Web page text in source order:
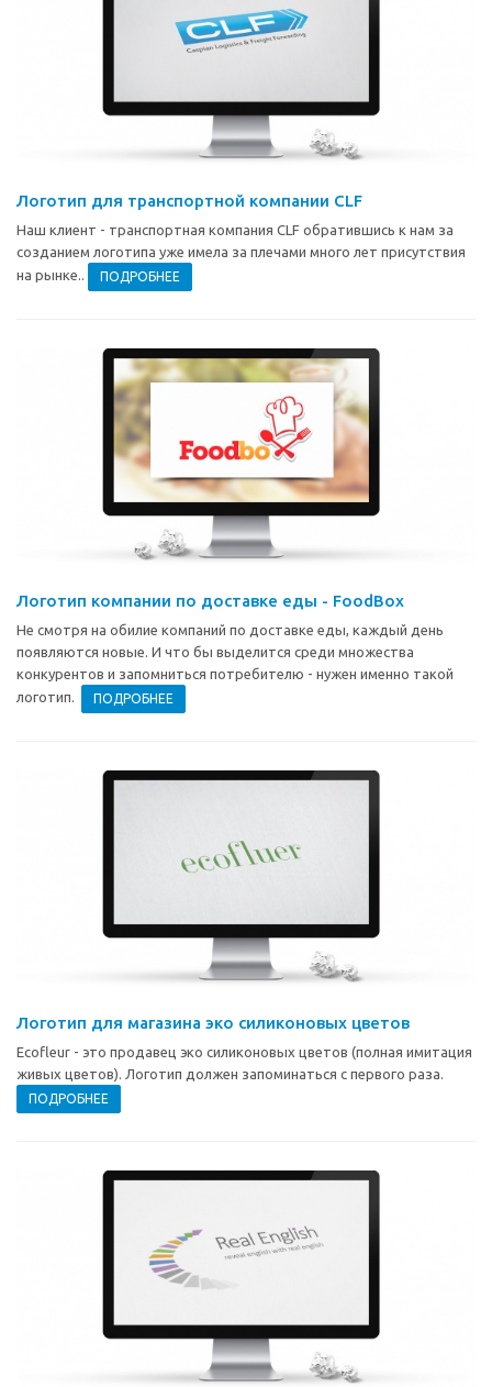
Логотип для транспортной компании CLF
Наш клиент - транспортная компания CLF обратившись к нам за
созданием логотипа уже имела за плечами много лет присутствия
на рынке..
ПОДРОБНЕЕ
Логотип компании по доставке еды - FoodBox
Не смотря на обилие компаний по доставке еды, каждый день
появляются новые. И что бы выделится среди множества
конкурентов и запомниться потребителю - нужен именно такой
логотип.
ПОДРОБНЕЕ
Логотип для магазина эко силиконовых цветов
Ecofleur - это продавец эко силиконовых цветов (полная имитация
живых цветов). Логотип должен запоминаться с первого раза.
ПОДРОБНЕЕ